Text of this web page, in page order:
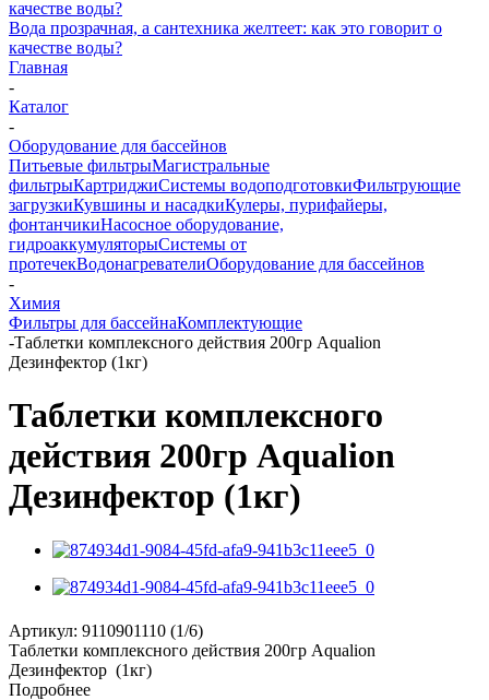
Вода прозрачная, а сантехника желтеет: как это говорит о
качестве воды?
Главная
-
Каталог
-
Оборудование для бассейнов
Питьевые фильтрыМагистральные
фильтрыКартриджиСистемы водоподготовкиФильтрующие
загрузкиКувшины и насадкиКулеры, пурифайеры,
фонтанчикиНасосное оборудование,
гидроаккумуляторыСистемы от
протечекВодонагревателиОборудование для бассейнов
-
Химия
Фильтры для бассейнаКомплектующие
-Таблетки комплексного действия 200гр Aqualion
Дезинфектор (1кг)
Таблетки комплексного
действия 200гр Aqualion
Дезинфектор (1кг)
Артикул: 9110901110 (1/6)
Таблетки комплексного действия 200гр Aqualion
Дезинфектор (1кг)
Подробнее